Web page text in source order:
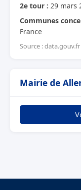
2e tour : 29 mars
Communes
France
Source :
Mairie de